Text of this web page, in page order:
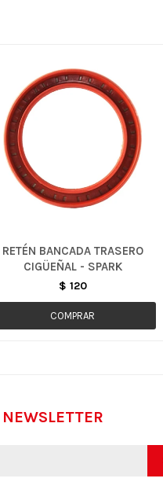
RETÉN BANCADA TRASERO
CIGÜEÑAL - SPARK
$ 120
NEWSLETTER